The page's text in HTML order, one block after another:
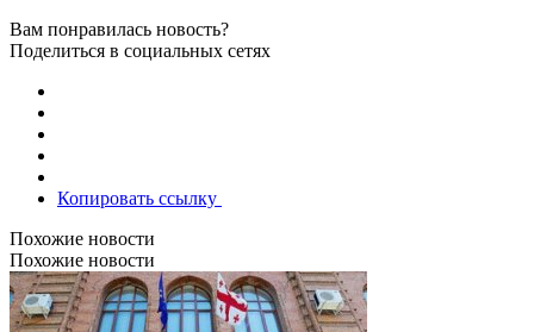
Вам понравилась новость?
Поделиться в социальных сетях
Копировать ссылку
Похожие новости
Похожие новости